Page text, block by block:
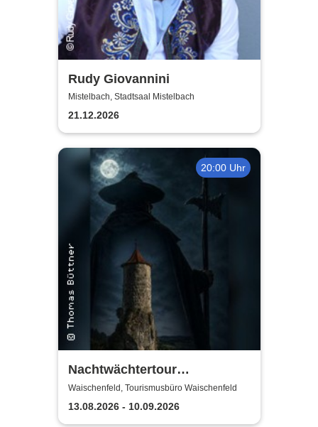
Rudy Giovannini
Mistelbach, Stadtsaal Mistelbach
21.12.2026
20:00 Uhr
Nachtwächtertour
Waischenfeld
Waischenfeld, Tourismusbüro Waischenfeld
13.08.2026 - 10.09.2026